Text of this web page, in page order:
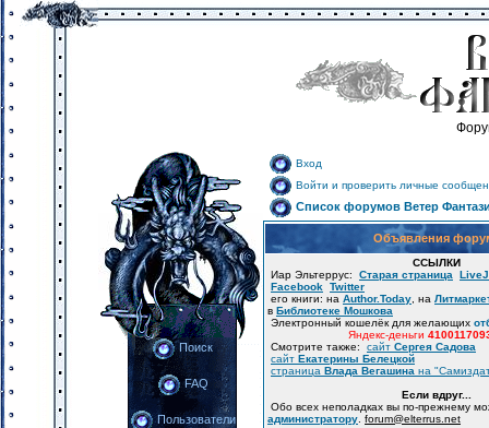
Поиск
FAQ
Пользователи
Вход
Войти и проверить личные
Список форумов Ветер
Объявления
ССЫЛКИ
Иар Эльтеррус: Старая страница
Facebook Twitter
его книги: на Author.Today , на
в Библиотеке Мошкова
Электронный кошелёк для желающих
Яндекс-деньги
Смотрите также: сайт Сергея Садова
сайт Екатерины Белецкой
страница Влада Вегашина на
Если вдруг...
Обо всех неполадках вы по-прежнему
администратору forum@elterrus.net